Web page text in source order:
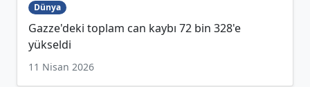
Dünya
Gazze'deki toplam can kaybı 72 bin 328'e
yükseldi
11 Nisan 2026